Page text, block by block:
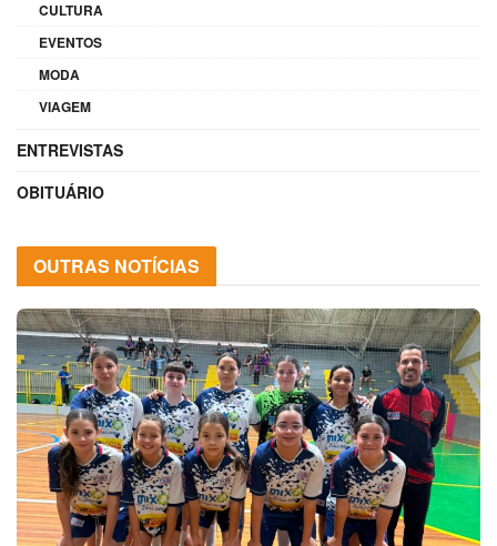
CULTURA
EVENTOS
MODA
VIAGEM
ENTREVISTAS
OBITUÁRIO
OUTRAS NOTÍCIAS